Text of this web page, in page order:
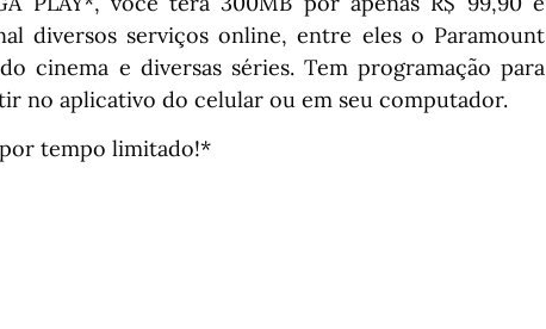
diversos serviços online, entre eles o Paramount
cinema e diversas séries. Tem programação para
no aplicativo do celular ou em seu computador.
tempo limitado!*